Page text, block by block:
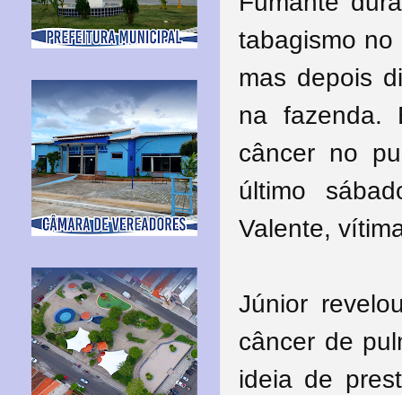
tabagismo
mas depois
na fazenda.
câncer no
último
Valente,
Júnior
câncer de
ideia de